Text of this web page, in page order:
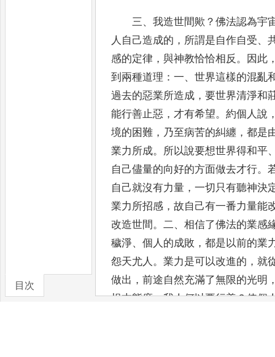
目次
三、我造世間歟 ？佛法認為宇
人自己造成的 ， 所謂是自作自受、
感的定律 ，與神教恰恰相反 。 因此
到 兩種道理 ：一、世界這樣的混亂
過去的惡業所造成 ，要世界清淨和
能行善止惡 ，才有希望。約個人說
境的 困難 ， 乃至病苦的糾纏 ，都是
業力所成。 所以說要想世界得和平
自己儘量的向好的方面做去才行。
自己就沒有力量 ，一切只有聽神決
業力所招感 ，故自己有一番力量能
改造世間。二、相信了佛法的業感
穢淨、個 人的成敗 ，都是以前的業
怨天尤人 。業力是可以改進的 ，就
做出 ，前途自然充滿了無限的光明
根本態度。我人何以要行善？使個